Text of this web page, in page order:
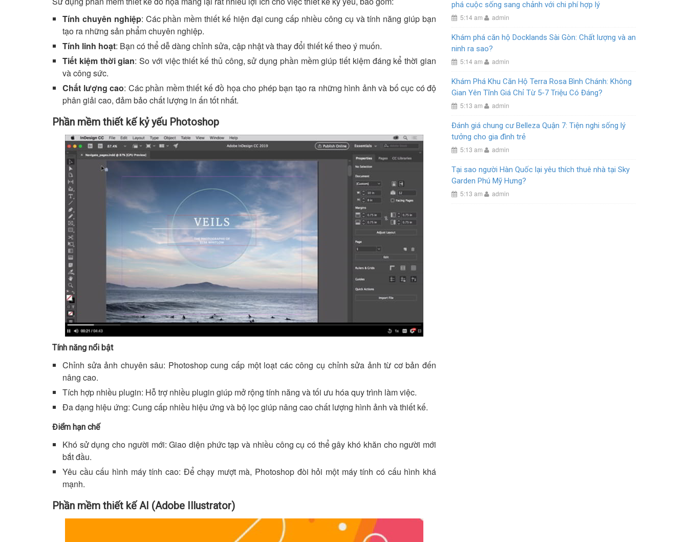
Tính chuyên nghiệp: Các phần mềm thiết kế hiện đại cung cấp nhiều công cụ và tính năng giúp bạn
tạo ra những sản phẩm chuyên nghiệp.
Tính linh hoạt: Bạn có thể dễ dàng chỉnh sửa, cập nhật và thay đổi thiết kế theo ý muốn.
Tiết kiệm thời gian: So với việc thiết kế thủ công, sử dụng phần mềm giúp tiết kiệm đáng kể thời gian
và công sức.
Chất lượng cao: Các phần mềm thiết kế đồ họa cho phép bạn tạo ra những hình ảnh và bố cục có độ
phân giải cao, đảm bảo chất lượng in ấn tốt nhất.
Phần mềm thiết kế kỷ yếu Photoshop
Tính năng nổi bật
Chỉnh sửa ảnh chuyên sâu: Photoshop cung cấp một loạt các công cụ chỉnh sửa ảnh từ cơ bản đến
nâng cao.
Tích hợp nhiều plugin: Hỗ trợ nhiều plugin giúp mở rộng tính năng và tối ưu hóa quy trình làm việc.
Đa dạng hiệu ứng: Cung cấp nhiều hiệu ứng và bộ lọc giúp nâng cao chất lượng hình ảnh và thiết kế.
Điểm hạn chế
Khó sử dụng cho người mới: Giao diện phức tạp và nhiều công cụ có thể gây khó khăn cho người mới
bắt đầu.
Yêu cầu cấu hình máy tính cao: Để chạy mượt mà, Photoshop đòi hỏi một máy tính có cấu hình khá
mạnh.
Phần mềm thiết kế AI (Adobe Illustrator)
phá cuộc sống sang chảnh với chi phí hợp lý
5:14 am admin
Khám phá căn hộ Docklands Sài Gòn: Chất lượng và an
ninh ra sao?
5:14 am admin
Khám Phá Khu Căn Hộ Terra Rosa Bình Chánh: Không
Gian Yên Tĩnh Giá Chỉ Từ 5-7 Triệu Có Đáng?
5:13 am admin
Đánh giá chung cư Belleza Quận 7: Tiện nghi sống lý
tưởng cho gia đình trẻ
5:13 am admin
Tại sao người Hàn Quốc lại yêu thích thuê nhà tại Sky
Garden Phú Mỹ Hưng?
5:13 am admin